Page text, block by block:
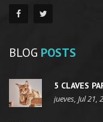
BLOG POSTS
5 CLAVES
jueves, Jul 21,